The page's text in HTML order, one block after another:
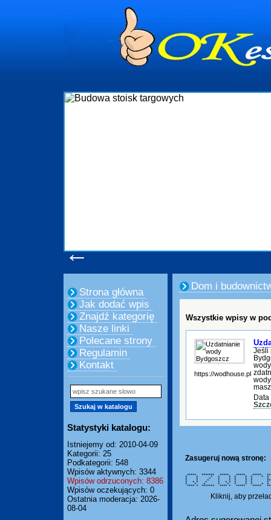
←
Strona główna
Jak dodać wpis
Znajdź kategorię
Nasze linki
Polecane strony
Regulamin
Kontakt
Statystyki katalogu:
Istniejemy od: 2010-04-09
Kategorii: 25
Podkategorii: 548
Wpisów aktywnych: 3344
Wpisów odrzuconych: 8386
Wpisów oczekujących: 0
Ostatnia moderacja: 2026-
08-04
Dom i
Wszystkie wpisy w
https://wodhouse.pl
Jeśli
Zasugeruj nową stronę:
***** ******* ***** *****
* * * * * * * * * *
* * * * * * * * * *
* * * * * * * *
* * * * * * * * * *
* * * * * * * * *
**** * ******* **** * *****
Kliknij, aby